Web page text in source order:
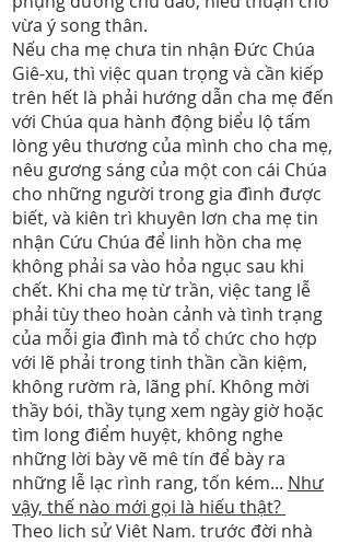
vừa ý song thân.
Nếu cha mẹ chưa tin nhận Đức Chúa
Giê-xu, thì việc quan trọng và cần kiếp
trên hết là phải hướng dẫn cha mẹ đến
với Chúa qua hành động biểu lộ tấm
lòng yêu thương của mình cho cha mẹ,
nêu gương sáng của một con cái Chúa
cho những người trong gia đình được
biết, và kiên trì khuyên lơn cha mẹ tin
nhận Cứu Chúa để linh hồn cha mẹ
không phải sa vào hỏa ngục sau khi
chết. Khi cha mẹ từ trần, việc tang lễ
phải tùy theo hoàn cảnh và tình trạng
của mỗi gia đình mà tổ chức cho hợp
với lẽ phải trong tinh thần cần kiệm,
không rườm rà, lãng phí. Không mời
thầy bói, thầy tụng xem ngày giờ hoặc
tìm long điểm huyệt, không nghe
những lời bày vẽ mê tín để bày ra
những lễ lạc rình rang, tốn kém... Như
vậy, thế nào mới gọi là hiếu thật?
Theo lịch sử Việt Nam, trước đời nhà